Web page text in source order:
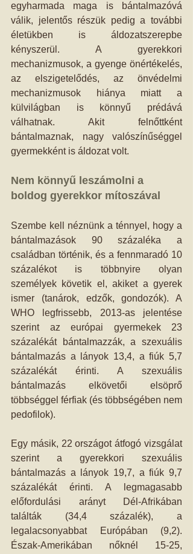
egyharmada maga is bántalmazóvá
válik, jelentős részük pedig a további
életükben is áldozatszerepbe
kényszerül. A gyerekkori
mechanizmusok, a gyenge önértékelés,
az elszigetelődés, az önvédelmi
mechanizmusok hiánya miatt a
külvilágban is könnyű prédává
válhatnak. Akit felnőttként
bántalmaznak, nagy valószínűséggel
gyermekként is áldozat volt.
Nem könnyű leszámolni a
boldog gyerekkor mítoszával
Szembe kell néznünk a ténnyel, hogy a
bántalmazások 90 százaléka a
családban történik, és a fennmaradó 10
százalékot is többnyire olyan
személyek követik el, akiket a gyerek
ismer (tanárok, edzők, gondozók). A
WHO legfrissebb, 2013-as jelentése
szerint az európai gyermekek 23
százalékát bántalmazzák, a szexuális
bántalmazás a lányok 13,4, a fiúk 5,7
százalékát érinti. A szexuális
bántalmazás elkövetői elsöprő
többséggel férfiak (és többségében nem
pedofilok).
Egy másik, 22 országot átfogó vizsgálat
szerint a gyerekkori szexuális
bántalmazás a lányok 19,7, a fiúk 9,7
százalékát érinti. A legmagasabb
előfordulási arányt Dél-Afrikában
találták (34,4 százalék), a
legalacsonyabbat Európában (9,2).
Észak-Amerikában nőknél 15-25,